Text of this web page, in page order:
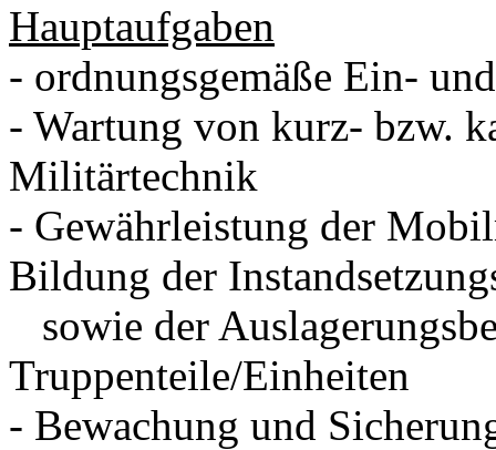
Hauptaufgaben
- ordnungsgemäße Ein-
- Wartung von kurz- bzw.
Militärtechnik
- Gewährleistung der
Bildung der
sowie der
Truppenteile/Einheiten
- Bewachung und